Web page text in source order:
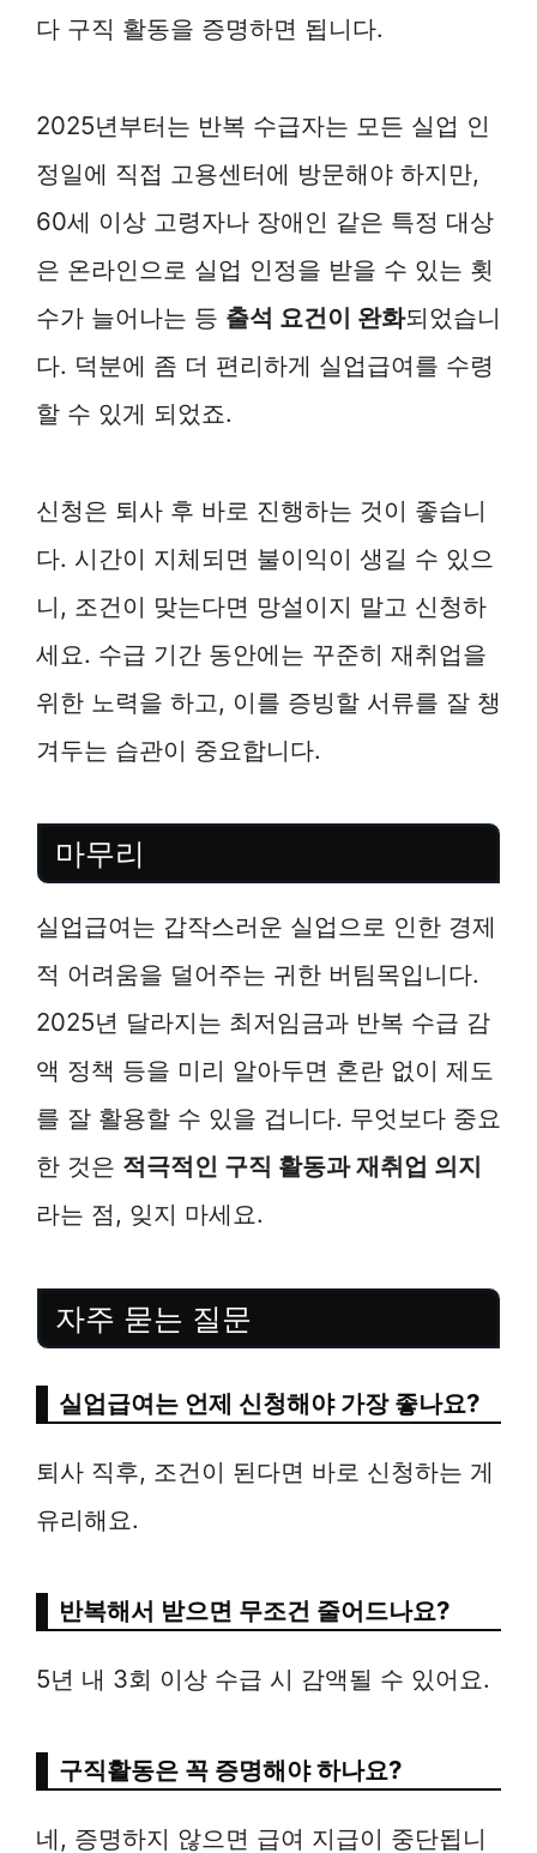
다 구직 활동을 증명하면 됩니다.
2025년부터는 반복 수급자는 모든 실업 인
정일에 직접 고용센터에 방문해야 하지만,
60세 이상 고령자나 장애인 같은 특정 대상
은 온라인으로 실업 인정을 받을 수 있는 횟
수가 늘어나는 등 출석 요건이 완화되었습니
다. 덕분에 좀 더 편리하게 실업급여를 수령
할 수 있게 되었죠.
신청은 퇴사 후 바로 진행하는 것이 좋습니
다. 시간이 지체되면 불이익이 생길 수 있으
니, 조건이 맞는다면 망설이지 말고 신청하
세요. 수급 기간 동안에는 꾸준히 재취업을
위한 노력을 하고, 이를 증빙할 서류를 잘 챙
겨두는 습관이 중요합니다.
마무리
실업급여는 갑작스러운 실업으로 인한 경제
적 어려움을 덜어주는 귀한 버팀목입니다.
2025년 달라지는 최저임금과 반복 수급 감
액 정책 등을 미리 알아두면 혼란 없이 제도
를 잘 활용할 수 있을 겁니다. 무엇보다 중요
한 것은 적극적인 구직 활동과 재취업 의지
라는 점, 잊지 마세요.
자주 묻는 질문
실업급여는 언제 신청해야 가장 좋나요?
퇴사 직후, 조건이 된다면 바로 신청하는 게
유리해요.
반복해서 받으면 무조건 줄어드나요?
5년 내 3회 이상 수급 시 감액될 수 있어요.
구직활동은 꼭 증명해야 하나요?
네, 증명하지 않으면 급여 지급이 중단됩니